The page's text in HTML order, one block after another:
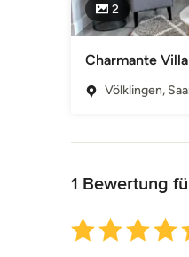
2
Charmante Villa
Völklingen,
1 Bewertung
Durchschnittliche
Bewertung: